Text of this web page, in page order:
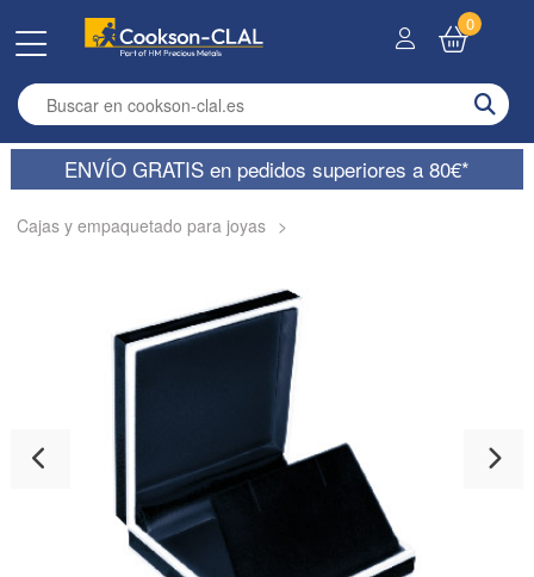
Enter search term
0
ENVÍO GRATIS en pedidos superiores a 80€*
Cajas y empaquetado para joyas >